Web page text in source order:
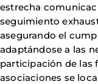
estrecha
seguimiento
asegurando el
adaptándose a las
participación de las
asociaciones se